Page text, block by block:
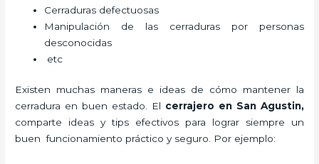
Cerraduras defectuosas
Manipulación de las cerraduras por personas
desconocidas
etc
Existen muchas maneras e ideas de cómo mantener la
cerradura en buen estado. El cerrajero en San Agustin,
comparte ideas y tips efectivos para lograr siempre un
buen funcionamiento práctico y seguro. Por ejemplo: